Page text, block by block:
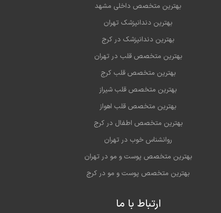
بهترین متخصص داخلی مشهد
بهترین دندانپزشک تهران
بهترین دندانپزشک در کرج
بهترین متخصص قلب در تهران
بهترین متخصص قلب کرج
بهترین متخصص قلب شیراز
بهترین متخصص قلب اهواز
بهترین متخصص اطفال در کرج
روانشناس خوب در تهران
بهترین متخصص پوست و مو در تهران
بهترین متخصص پوست و مو در کرج
ارتباط با ما